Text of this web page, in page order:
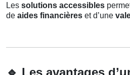
Les solutions accessibles
de aides financières et d’une
🔹 Les avantages